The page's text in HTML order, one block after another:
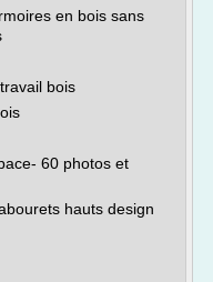
en bois sans
bois
60 photos et
hauts design